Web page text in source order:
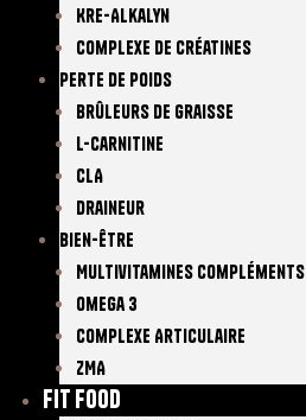
Kre-Alkalyn
Complexe De Créatines
Perte De Poids
Brûleurs De Graisse
L-Carnitine
CLA
Draineur
Bien-Être
Multivitamines Compléments
Omega 3
Complexe Articulaire
ZMA
FIT FOOD